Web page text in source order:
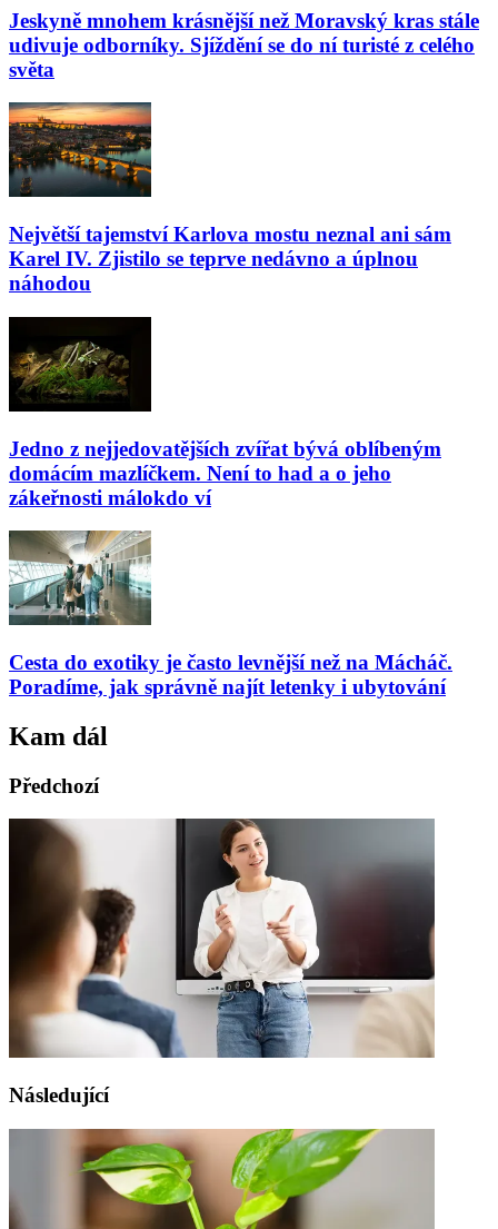
Jeskyně mnohem krásnější než Moravský kras stále
udivuje odborníky. Sjíždění se do ní turisté z celého
světa
Největší tajemství Karlova mostu neznal ani sám
Karel IV. Zjistilo se teprve nedávno a úplnou
náhodou
Jedno z nejjedovatějších zvířat bývá oblíbeným
domácím mazlíčkem. Není to had a o jeho
zákeřnosti málokdo ví
Cesta do exotiky je často levnější než na Mácháč.
Poradíme, jak správně najít letenky i ubytování
Kam dál
Předchozí
Následující